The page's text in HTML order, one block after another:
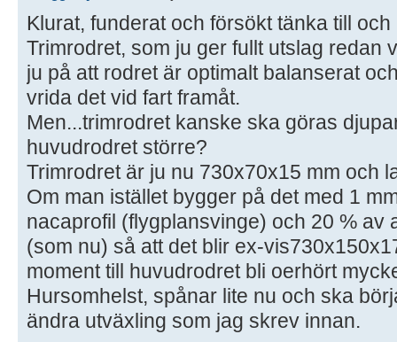
Klurat, funderat och försökt tänka till
Trimrodret, som ju ger fullt utslag redan
ju på att rodret är optimalt balanserat
vrida det vid fart framåt.
Men...trimrodret kanske ska göras
huvudrodret större?
Trimrodret är ju nu 730x70x15 mm och
Om man istället bygger på det med 1
nacaprofil (flygplansvinge) och 20 % av
(som nu) så att det blir ex-
moment till huvudrodret bli oerhört
Hursomhelst, spånar lite nu och ska
ändra utväxling som jag skrev innan.